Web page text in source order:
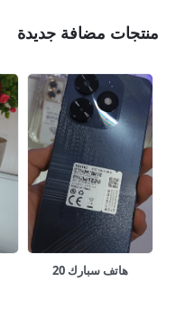
منتجات مضافة جديدة
هاتف سبارك 20